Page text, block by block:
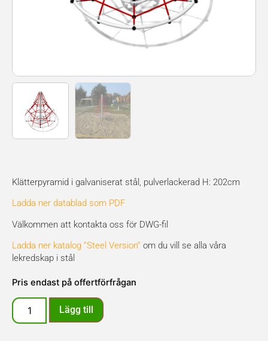
Klätterpyramid i galvaniserat stål, pulverlackerad H: 202cm
Ladda ner datablad som PDF
Välkommen att kontakta oss för DWG-fil
Ladda ner katalog ”Steel Version” om du vill se alla våra
lekredskap i stål
Pris endast på offertförfrågan
Lägg till